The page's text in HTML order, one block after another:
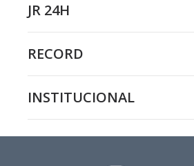
JR 24H
RECORD
INSTITUCIONAL